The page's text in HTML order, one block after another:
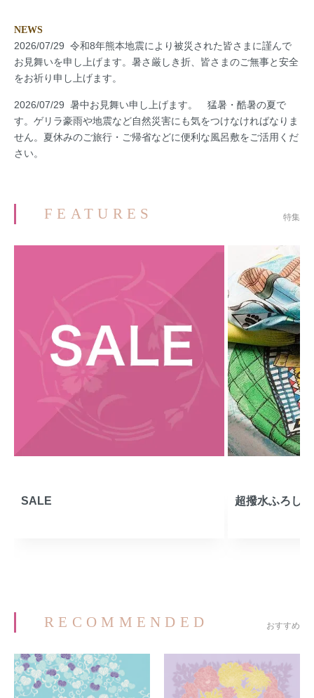
NEWS
2026/07/29 令和8年熊本地震により被災された皆さまに謹んで
お見舞いを申し上げます。暑さ厳しき折、皆さまのご無事と安全
をお祈り申し上げます。
2026/07/29 暑中お見舞い申し上げます。 猛暑・酷暑の夏で
す。ゲリラ豪雨や地震など自然災害にも気をつけなければなりま
せん。夏休みのご旅行・ご帰省などに便利な風呂敷をご活用くだ
さい。
FEATURES 特集
SALE 超撥水ふろし
RECOMMENDED おすすめ